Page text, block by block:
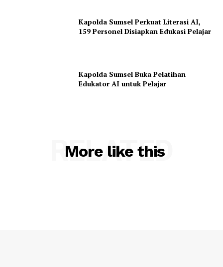
Kapolda Sumsel Perkuat Literasi AI,
159 Personel Disiapkan Edukasi Pelajar
Kapolda Sumsel Buka Pelatihan
Edukator AI untuk Pelajar
More like this
RELATED